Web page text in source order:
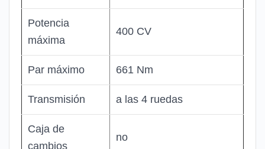
Potencia
máxima
400 CV
Par máximo 661 Nm
Transmisión a las 4 ruedas
Caja de
cambios
no